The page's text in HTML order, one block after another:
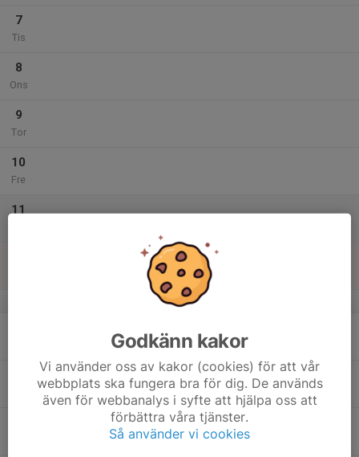
7
Tis
8
Ons
9
Tor
10
Fre
11
v.7
Godkänn kakor
Vi använder oss av kakor (cookies) för att vår
webbplats ska fungera bra för dig. De används
även för webbanalys i syfte att hjälpa oss att
förbättra våra tjänster.
Så använder vi cookies